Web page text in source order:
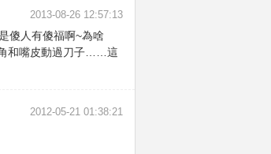
2013-08-26 12:57:13
傻人有傻福啊~為啥
和嘴皮動過刀子……這
2012-05-21 01:38:21